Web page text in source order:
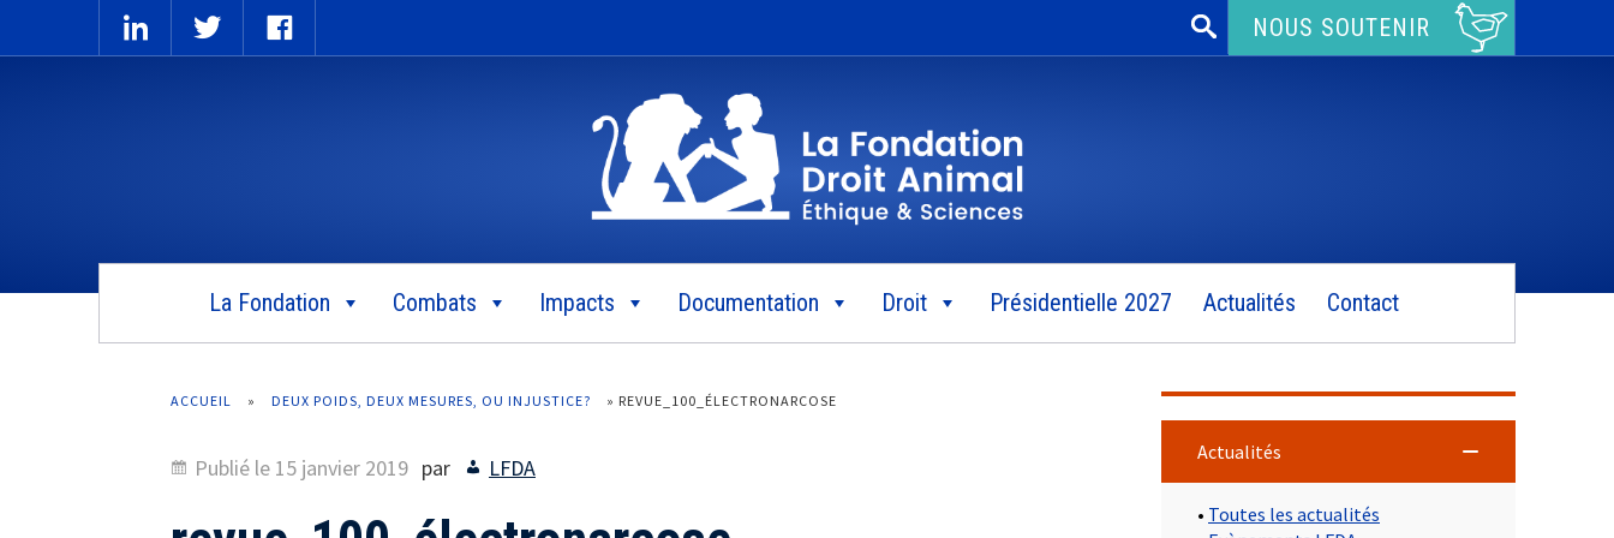
Rechercher :NOUS SOUTENIR
La Fondation Combats Impacts Documentation Droit Présidentielle 2027 Actualités Contact
ACCUEIL » DEUX POIDS, DEUX MESURES, OU INJUSTICE? » REVUE_100_ÉLECTRONARCOSE
Publié le 15 janvier 2019 par LFDA
Actualités
• Toutes les actualités